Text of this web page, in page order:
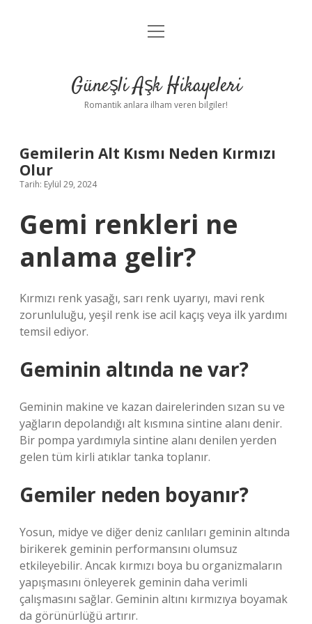
Anasayfa
Yasal Uyarı
menüyü
Güneşli Aşk Hikayeleri
Romantik anlara ilham veren bilgiler!
Gemilerin Alt Kısmı Neden Kırmızı
Olur
Tarih: Eylül 29, 2024
Gemi renkleri ne
anlama gelir?
Kırmızı renk yasağı, sarı renk uyarıyı, mavi renk
zorunluluğu, yeşil renk ise acil kaçış veya ilk yardımı
temsil ediyor.
Geminin altında ne var?
Geminin makine ve kazan dairelerinden sızan su ve
yağların depolandığı alt kısmına sintine alanı denir.
Bir pompa yardımıyla sintine alanı denilen yerden
gelen tüm kirli atıklar tanka toplanır.
Gemiler neden boyanır?
Yosun, midye ve diğer deniz canlıları geminin altında
birikerek geminin performansını olumsuz
etkileyebilir. Ancak kırmızı boya bu organizmaların
yapışmasını önleyerek geminin daha verimli
çalışmasını sağlar. Geminin altını kırmızıya boyamak
da görünürlüğü artırır.